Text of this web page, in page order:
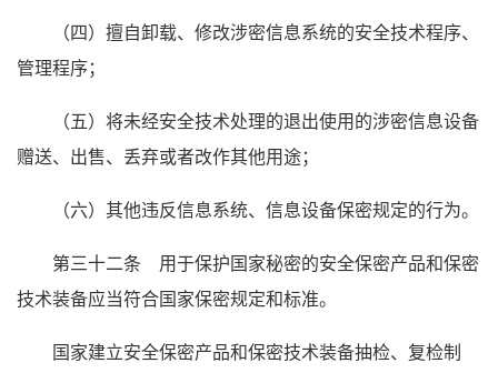
（四）擅自卸载、修改涉密信息系统的安全技术程序、
管理程序；
（五）将未经安全技术处理的退出使用的涉密信息设备
赠送、出售、丢弃或者改作其他用途；
（六）其他违反信息系统、信息设备保密规定的行为。
第三十二条 用于保护国家秘密的安全保密产品和保密
技术装备应当符合国家保密规定和标准。
国家建立安全保密产品和保密技术装备抽检、复检制